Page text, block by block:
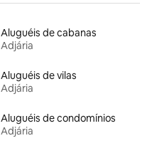
Aluguéis de cabanas
Adjária
Aluguéis de vilas
Adjária
Aluguéis de condomínios
Adjária